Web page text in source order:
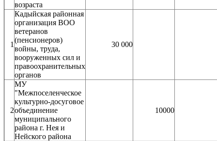
возраста
1
Кадыйская районная
организация ВОО
ветеранов
(пенсионеров)
войны, труда,
вооруженных сил и
правоохранительных
органов
30 000
2
МУ
"Межпоселенческое
культурно-досуговое
объединение
муниципального
района г. Нея и
Нейского района
10000